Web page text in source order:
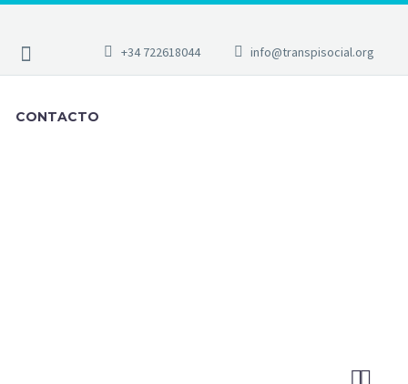
+34 722618044 info@transpisocial.org
CONTACTO
